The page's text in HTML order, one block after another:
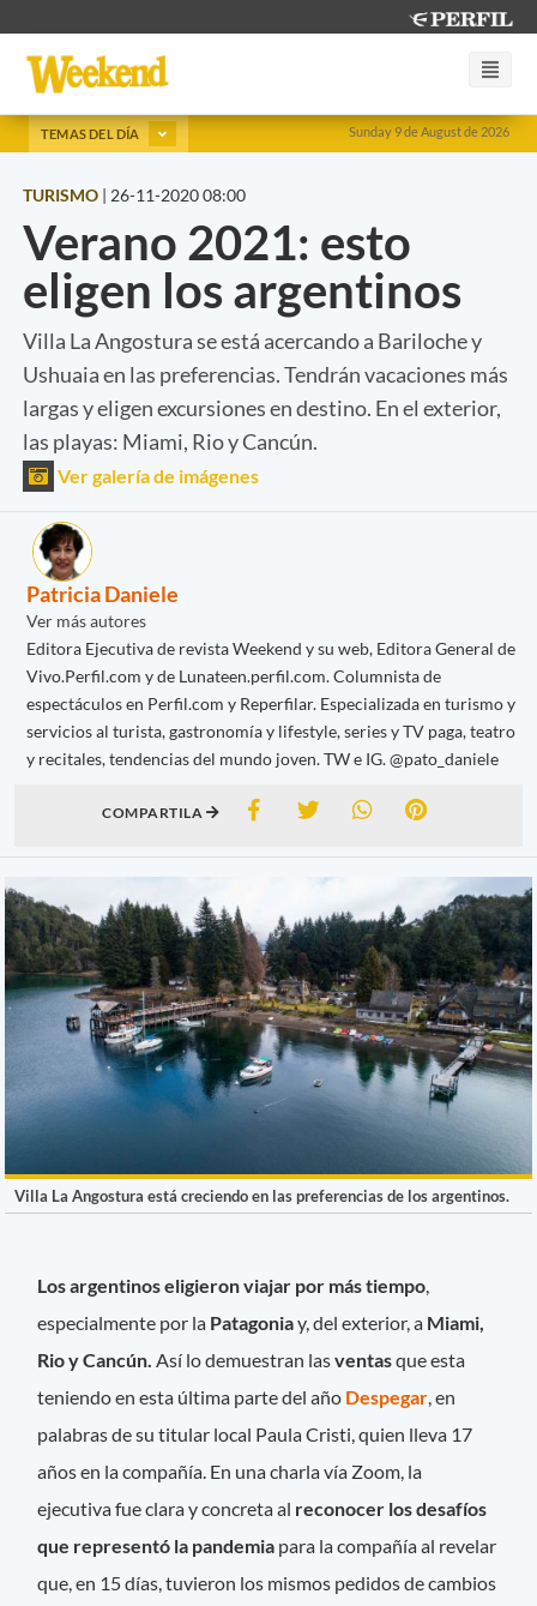
Sunday 9 de August de 2026
TEMAS DEL DÍA
TURISMO | 26-11-2020 08:00
Verano 2021: esto
eligen los argentinos
Villa La Angostura se está acercando a Bariloche y
Ushuaia en las preferencias. Tendrán vacaciones más
largas y eligen excursiones en destino. En el exterior,
las playas: Miami, Rio y Cancún.
Ver galería de imágenes
Patricia Daniele
Ver más autores
Editora Ejecutiva de revista Weekend y su web, Editora General de
Vivo.Perfil.com y de Lunateen.perfil.com. Columnista de
espectáculos en Perfil.com y Reperfilar. Especializada en turismo y
servicios al turista, gastronomía y lifestyle, series y TV paga, teatro
y recitales, tendencias del mundo joven. TW e IG. @pato_daniele
COMPARTILA
Villa La Angostura está creciendo en las preferencias de los argentinos.
Los argentinos eligieron viajar por más tiempo
especialmente por la Patagoniay, del exterior, a Miami,
Rio y Cancún. Así lo demuestran lasventasque esta
teniendo en esta última parte del año Despegar , en
palabras de su titular local Paula Cristi, quien lleva 17
años en la compañía. En una charla vía Zoom, la
ejecutiva fue clara y concreta al reconocer los desafíos
que representó la pandemia para la compañía al revelar
que, en 15 días, tuvieron los mismos pedidos de cambios